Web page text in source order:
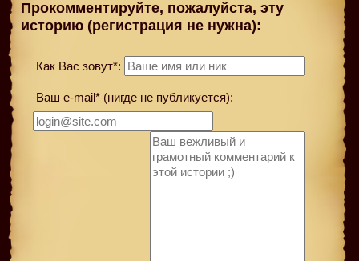
Прокомментируйте, пожалуйста, эту
историю (регистрация не нужна):
Как Вас зовут*:
Ваш e-mail* (нигде не публикуется):